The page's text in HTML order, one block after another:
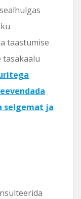
taastumise
selgemat ja